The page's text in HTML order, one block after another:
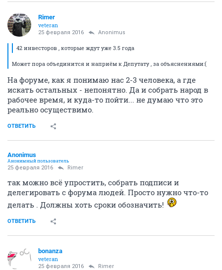
Rimer
veteran
25 февраля 2016 Anоnimus
42 инвесторов , которые ждут уже 3.5 года
Может пора объединится и наприём к Депутату , за объяснениями:(
На форуме, как я понимаю нас 2-3 человека, а где
искать остальных - непонятно. Да и собрать народ в
рабочее время, и куда-то пойти... не думаю что это
реально осуществимо.
ОТВЕТИТЬ
Anоnimus
Анонимный пользователь
25 февраля 2016 Rimer
так можно всё упростить, собрать подписи и
делегировать с форума людей. Просто нужно что-то
делать . Должны хоть сроки обозначить!
ОТВЕТИТЬ
bonanza
veteran
25 февраля 2016 Rimer